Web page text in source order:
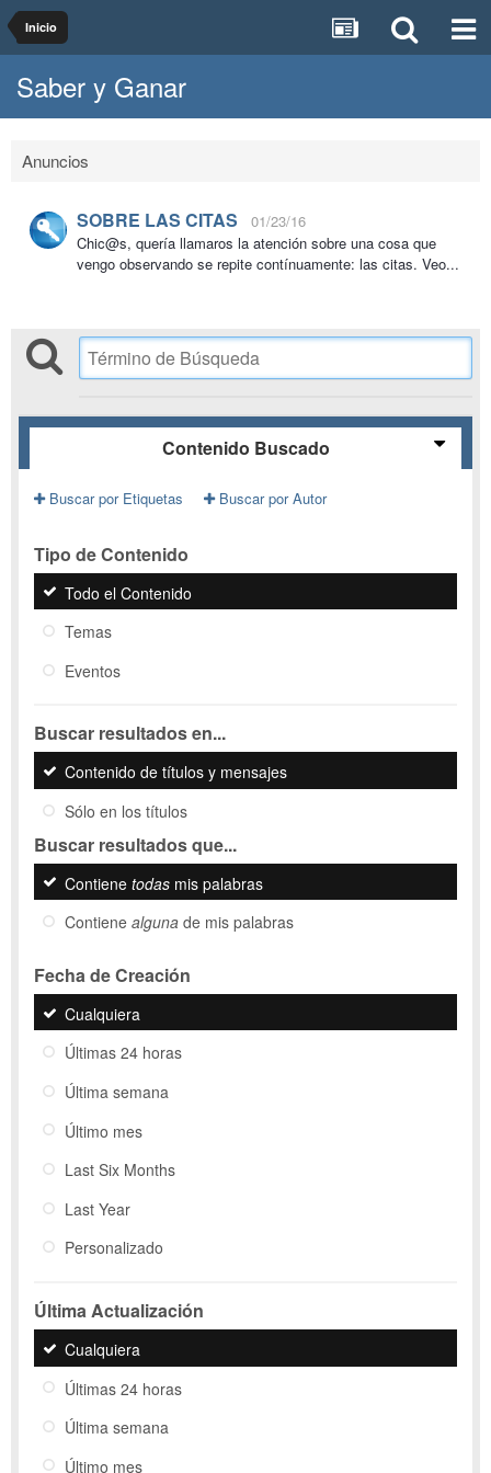
Inicio
Saber y Ganar
Anuncios
SOBRE LAS CITAS
01/23/16
Chic@s, quería llamaros la atención sobre una cosa que
vengo observando se repite contínuamente: las citas. Veo...
Contenido Buscado
Buscar por Etiquetas Buscar por Autor
Tipo de Contenido
Todo el Contenido
Temas
Eventos
Buscar resultados en...
Contenido de títulos y mensajes
Sólo en los títulos
Buscar resultados que...
Contiene todas mis palabras
Contiene alguna de mis palabras
Fecha de Creación
Cualquiera
Últimas 24 horas
Última semana
Último mes
Last Six Months
Last Year
Personalizado
Última Actualización
Cualquiera
Últimas 24 horas
Última semana
Último mes